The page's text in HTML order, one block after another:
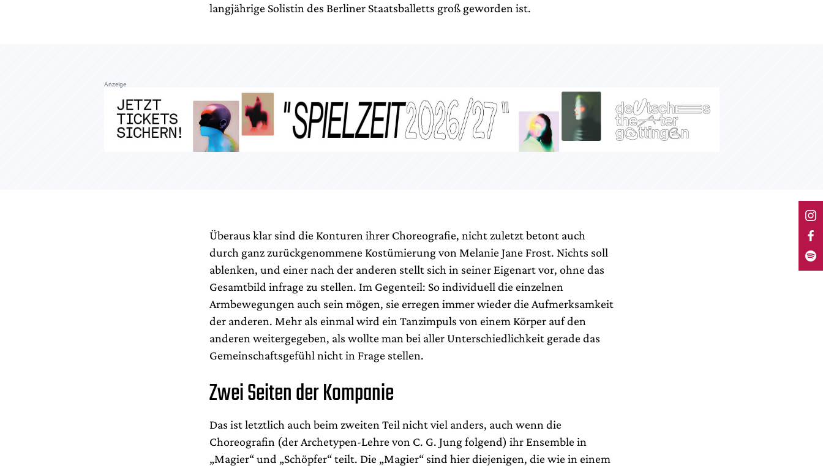
langjährige Solistin des Berliner Staatsballetts groß geworden ist.
Anzeige
Überaus klar sind die Konturen ihrer Choreografie, nicht zuletzt betont auch
durch ganz zurückgenommene Kostümierung von Melanie Jane Frost. Nichts soll
ablenken, und einer nach der anderen stellt sich in seiner Eigenart vor, ohne das
Gesamtbild infrage zu stellen. Im Gegenteil: So individuell die einzelnen
Armbewegungen auch sein mögen, sie erregen immer wieder die Aufmerksamkeit
der anderen. Mehr als einmal wird ein Tanzimpuls von einem Körper auf den
anderen weitergegeben, als wollte man bei aller Unterschiedlichkeit gerade das
Gemeinschaftsgefühl nicht in Frage stellen.
Zwei Seiten der Kompanie
Das ist letztlich auch beim zweiten Teil nicht viel anders, auch wenn die
Choreografin (der Archetypen-Lehre von C. G. Jung folgend) ihr Ensemble in
„Magier“ und „Schöpfer“ teilt. Die „Magier“ sind hier diejenigen, die wie in einem